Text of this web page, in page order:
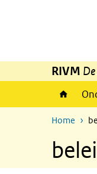
RIVM
Home